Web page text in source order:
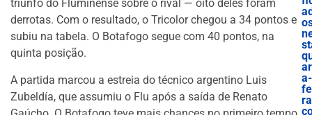
triunfo do Fluminense sobre o rival — oito deles foram
derrotas. Com o resultado, o Tricolor chegou a 34 pontos e
subiu na tabela. O Botafogo segue com 40 pontos, na
quinta posição.
A partida marcou a estreia do técnico argentino Luis
Zubeldía, que assumiu o Flu após a saída de Renato
a-